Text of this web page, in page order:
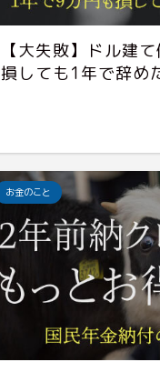
【大失敗】ドル建
損しても1年で辞め
お金のこと